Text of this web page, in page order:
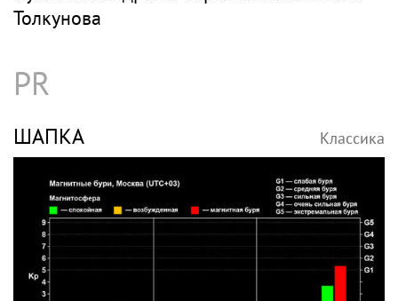
Толкунова
PR
ШАПКА Классика